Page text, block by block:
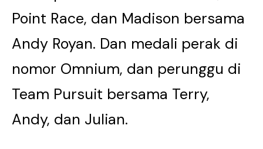
Point Race, dan Madison bersama
Andy Royan. Dan medali perak di
nomor Omnium, dan perunggu di
Team Pursuit bersama Terry,
Andy, dan Julian.